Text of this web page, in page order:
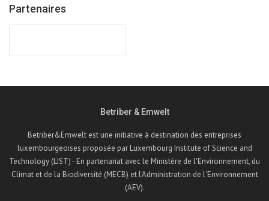
Partenaires
Betriber & Emwelt
Betriber&Emwelt est une initiative à destination des entreprises
luxembourgeoises proposée par Luxembourg Institute of Science and
Technology (LIST) - En partenariat avec le Ministère de l'Environnement, du
Climat et de la Biodiversité (MECB) et l'Administration de l'Environnement
(AEV).